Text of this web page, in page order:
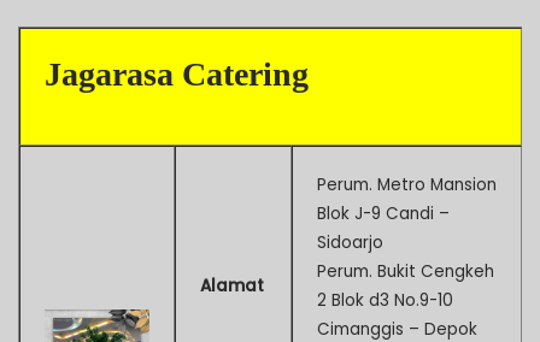
Jagarasa Catering
Alamat
Perum. Metro Mansion
Blok J-9 Candi –
Sidoarjo
Perum. Bukit Cengkeh
2 Blok d3 No.9-10
Cimanggis – Depok